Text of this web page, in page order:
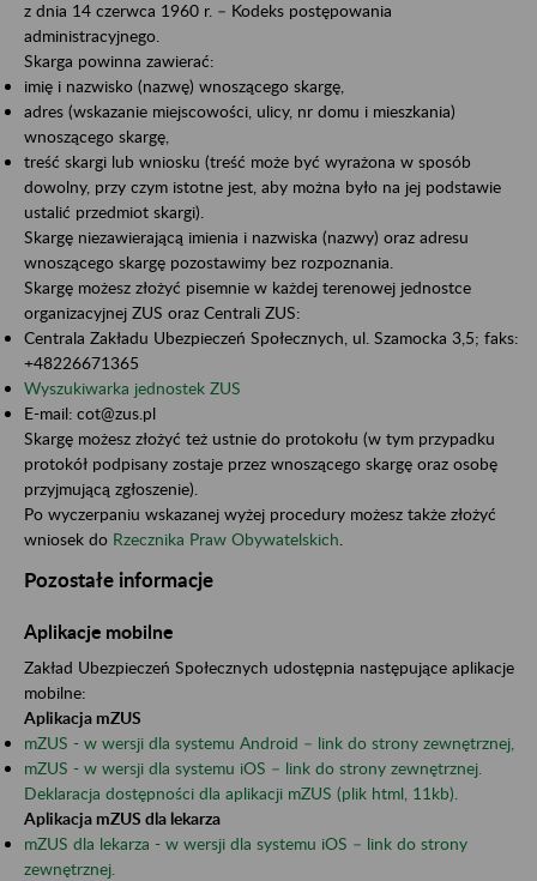
z dnia 14 czerwca 1960 r. – Kodeks postępowania
administracyjnego.
Skarga powinna zawierać:
imię i nazwisko (nazwę) wnoszącego skargę,
adres (wskazanie miejscowości, ulicy, nr domu i mieszkania)
wnoszącego skargę,
treść skargi lub wniosku (treść może być wyrażona w sposób
dowolny, przy czym istotne jest, aby można było na jej podstawie
ustalić przedmiot skargi).
Skargę niezawierającą imienia i nazwiska (nazwy) oraz adresu
wnoszącego skargę pozostawimy bez rozpoznania.
Skargę możesz złożyć pisemnie w każdej terenowej jednostce
organizacyjnej ZUS oraz Centrali ZUS:
Centrala Zakładu Ubezpieczeń Społecznych, ul. Szamocka 3,5; faks:
+48226671365
Wyszukiwarka jednostek ZUS
E-mail: cot@zus.pl
Skargę możesz złożyć też ustnie do protokołu (w tym przypadku
protokół podpisany zostaje przez wnoszącego skargę oraz osobę
przyjmującą zgłoszenie).
Po wyczerpaniu wskazanej wyżej procedury możesz także złożyć
wniosek do Rzecznika Praw Obywatelskich
Pozostałe informacje
Aplikacje mobilne
Zakład Ubezpieczeń Społecznych udostępnia następujące aplikacje
mobilne:
Aplikacja mZUS
mZUS - w wersji dla systemu Android – link do strony zewnętrznej,
mZUS - w wersji dla systemu iOS – link do strony zewnętrznej.
Deklaracja dostępności dla aplikacji mZUS (plik html, 11kb).
Aplikacja mZUS dla lekarza
mZUS dla lekarza - w wersji dla systemu iOS – link do strony
zewnętrznej.